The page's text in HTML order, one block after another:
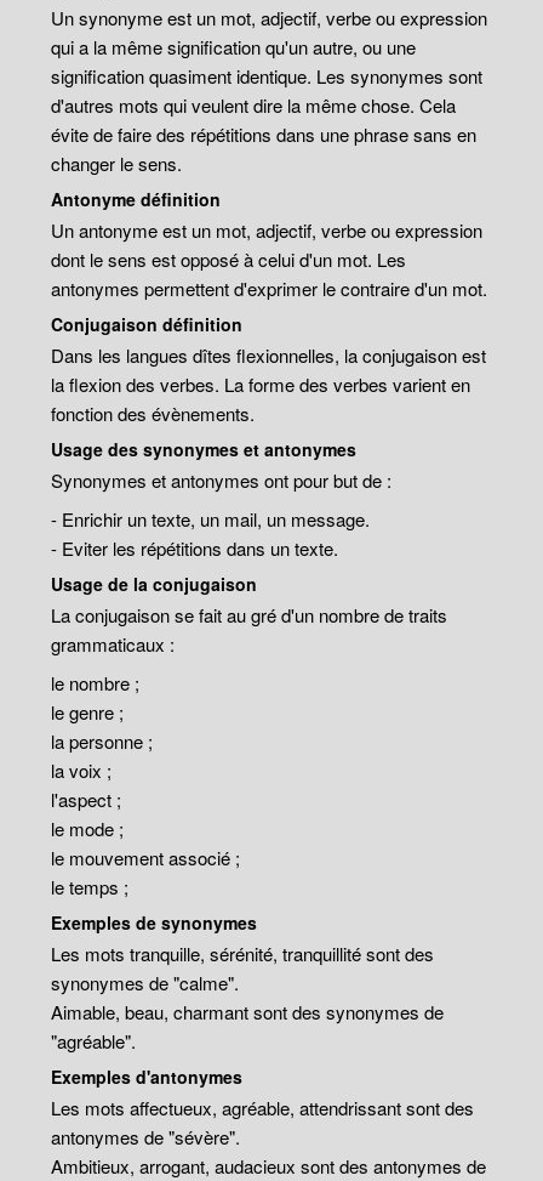
Un synonyme est un mot, adjectif, verbe ou expression
qui a la même signification qu'un autre, ou une
signification quasiment identique. Les synonymes sont
d'autres mots qui veulent dire la même chose. Cela
évite de faire des répétitions dans une phrase sans en
changer le sens.
Antonyme définition
Un antonyme est un mot, adjectif, verbe ou expression
dont le sens est opposé à celui d'un mot. Les
antonymes permettent d'exprimer le contraire d'un mot.
Conjugaison définition
Dans les langues dîtes flexionnelles, la conjugaison est
la flexion des verbes. La forme des verbes varient en
fonction des évènements.
Usage des synonymes et antonymes
Synonymes et antonymes ont pour but de :
- Enrichir un texte, un mail, un message.
- Eviter les répétitions dans un texte.
Usage de la conjugaison
La conjugaison se fait au gré d'un nombre de traits
grammaticaux :
le nombre ;
le genre ;
la personne ;
la voix ;
l'aspect ;
le mode ;
le mouvement associé ;
le temps ;
Exemples de synonymes
Les mots tranquille, sérénité, tranquillité sont des
synonymes de "calme".
Aimable, beau, charmant sont des synonymes de
"agréable".
Exemples d'antonymes
Les mots affectueux, agréable, attendrissant sont des
antonymes de "sévère".
Ambitieux, arrogant, audacieux sont des antonymes de